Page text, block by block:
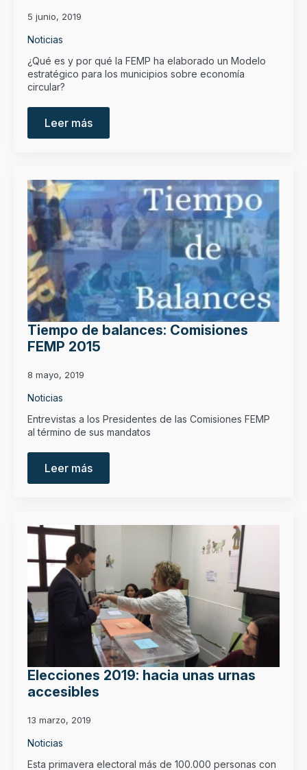
5 junio, 2019
Noticias
¿Qué es y por qué la FEMP ha elaborado un Modelo
estratégico para los municipios sobre economía
circular?
Leer más
Tiempo de balances: Comisiones
FEMP 2015
8 mayo, 2019
Noticias
Entrevistas a los Presidentes de las Comisiones FEMP
al término de sus mandatos
Leer más
Elecciones 2019: hacia unas urnas
accesibles
13 marzo, 2019
Noticias
Esta primavera electoral más de 100.000 personas con